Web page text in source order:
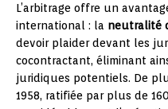
L’arbitrage offre un
international : la neutralité
devoir plaider devant les
cocontractant, éliminant
juridiques potentiels. De
1958, ratifiée par plus de